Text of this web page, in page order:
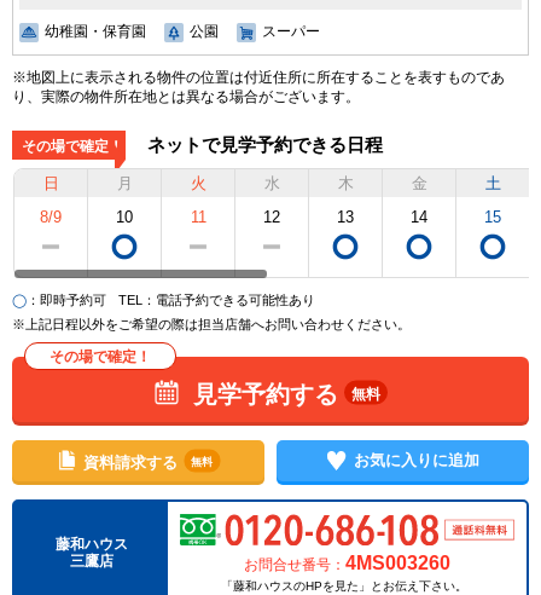
幼稚園・保育園 公園 スーパー
※地図上に表示される物件の位置は付近住所に所在することを表すものであ
り、実際の物件所在地とは異なる場合がございます。
その場で確定！ ネットで見学予約できる日程
日
8/9
月
10
火
11
水
12
木
13
金
14
土
15
◯ ：即時予約可 TEL
：電話予約できる可能性あり
※上記日程以外をご希望の際は担当店舗へお問い合わせください。
その場で確定！
見学予約する 無料
資料請求する 無料 お気に入りに追加
藤和ハウス
三鷹店
お問合せ番号：4MS003260
「藤和ハウスのHPを見た」とお伝え下さい。